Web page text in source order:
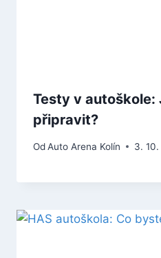
Testy v
připravit?
OdAuto Arena Kolín 3.